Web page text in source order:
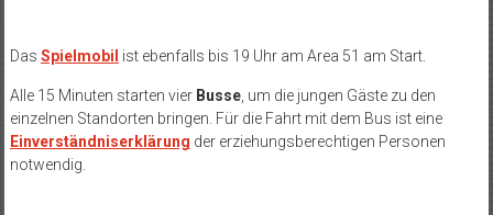
Das Spielmobil ist ebenfalls bis 19 Uhr am Area 51 am Start.
Alle 15 Minuten starten vier Busse, um die jungen Gäste zu den
einzelnen Standorten bringen. Für die Fahrt mit dem Bus ist eine
Einverständniserklärung der erziehungsberechtigen Personen
notwendig.